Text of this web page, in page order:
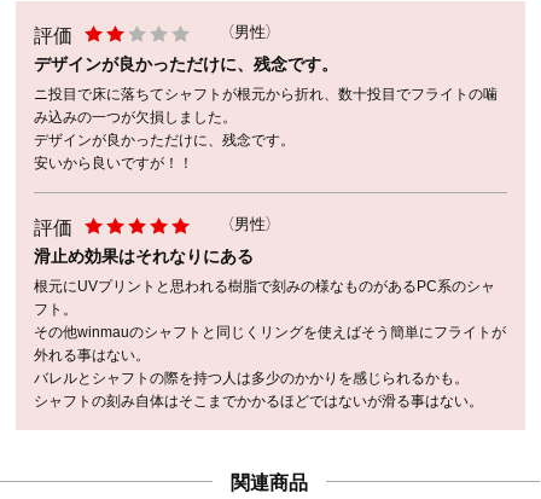
評価 （男性）
デザインが良かっただけに、残念です。
ニ投目で床に落ちてシャフトが根元から折れ、数十投目でフライトの噛
み込みの一つが欠損しました。
デザインが良かっただけに、残念です。
安いから良いですが！！
評価 （男性）
滑止め効果はそれなりにある
根元にUVプリントと思われる樹脂で刻みの様なものがあるPC系のシャ
フト。
その他winmauのシャフトと同じくリングを使えばそう簡単にフライトが
外れる事はない。
バレルとシャフトの際を持つ人は多少のかかりを感じられるかも。
シャフトの刻み自体はそこまでかかるほどではないが滑る事はない。
関連商品